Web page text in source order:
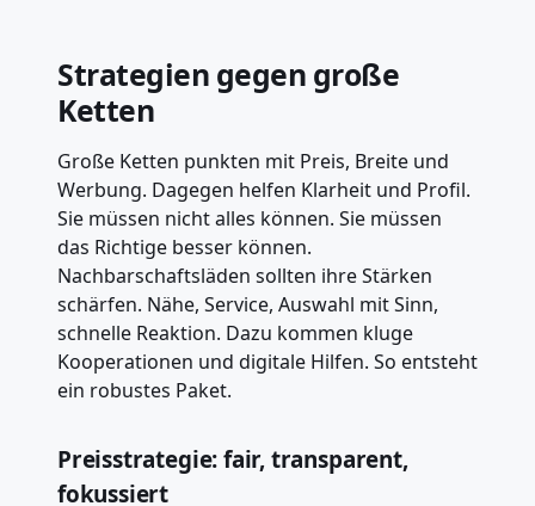
Strategien gegen große
Ketten
Große Ketten punkten mit Preis, Breite und
Werbung. Dagegen helfen Klarheit und Profil.
Sie müssen nicht alles können. Sie müssen
das Richtige besser können.
Nachbarschaftsläden sollten ihre Stärken
schärfen. Nähe, Service, Auswahl mit Sinn,
schnelle Reaktion. Dazu kommen kluge
Kooperationen und digitale Hilfen. So entsteht
ein robustes Paket.
Preisstrategie: fair, transparent,
fokussiert